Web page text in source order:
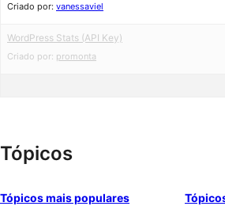
Criado por: vanessaviel
WordPress Stats (API Key)
Criado por: promonta
Tópicos
Tópicos mais populares